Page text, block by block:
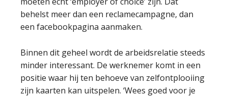
behelst meer dan een reclamecampagne, dan
een facebookpagina aanmaken.
Binnen dit geheel wordt de arbeidsrelatie steeds
minder interessant. De werknemer komt in een
positie waar hij ten behoeve van zelfontplooiing
zijn kaarten kan uitspelen. ‘Wees goed voor je